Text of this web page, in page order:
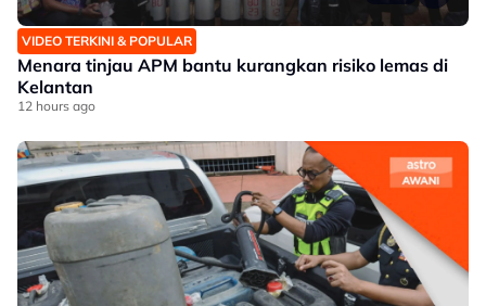
VIDEO TERKINI & POPULAR
Menara tinjau APM bantu kurangkan risiko lemas di
Kelantan
12 hours ago